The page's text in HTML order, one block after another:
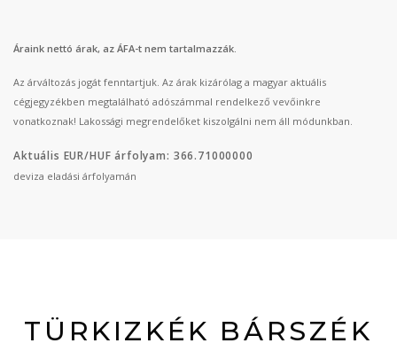
Áraink nettó árak, az ÁFA-t nem tartalmazzák.
Az árváltozás jogát fenntartjuk. Az árak kizárólag a magyar aktuális
cégjegyzékben megtalálható adószámmal rendelkező vevőinkre
vonatkoznak! Lakossági megrendelőket kiszolgálni nem áll módunkban.
Aktuális EUR/HUF árfolyam: 366.71000000
deviza eladási árfolyamán
TÜRKIZKÉK BÁRSZÉK